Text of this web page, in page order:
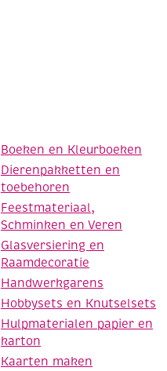
Boeken en Kleurboeken
Dierenpakketten en
toebehoren
Feestmateriaal,
Schminken en Veren
Glasversiering en
Raamdecoratie
Handwerkgarens
Hobbysets en Knutselsets
Hulpmaterialen papier en
karton
Kaarten maken